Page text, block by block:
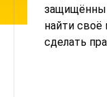
найти
сделать